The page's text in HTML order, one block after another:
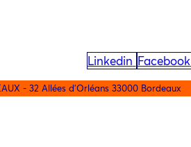
Linkedin Facebook
- 32 Allées d'Orléans 33000 Bordeaux